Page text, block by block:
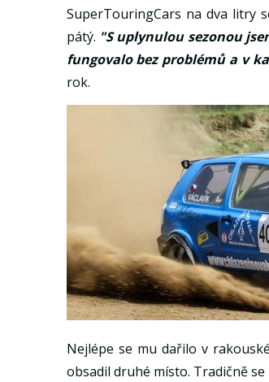
SuperTouringCars na dva litry
pátý. "S uplynulou sezonou
fungovalo bez problémů a v
rok.
Nejlépe se mu dařilo v
obsadil druhé místo. Tradičně se